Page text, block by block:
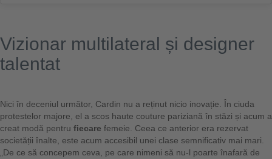
Vizionar multilateral și designer
talentat
Nici în deceniul următor, Cardin nu a reținut nicio inovație. În ciuda
protestelor majore, el a scos haute couture pariziană în stăzi și acum a
creat modă pentru fiecare femeie. Ceea ce anterior era rezervat
societății înalte, este acum accesibil unei clase semnificativ mai mari.
„De ce să concepem ceva, pe care nimeni să nu-l poarte înafară de